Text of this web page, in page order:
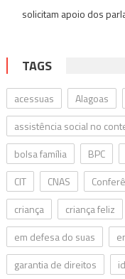
solicitam apoio dos
TAGS
acessuas Alagoas
assistência social no
bolsa família
BPC
CIT
CNAS
criança
criança feliz
em defesa do suas
garantia de direitos